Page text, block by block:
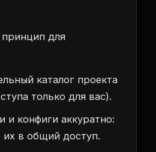
для
каталог проекта
только для вас).
и конфиги аккуратно:
их в общий доступ.